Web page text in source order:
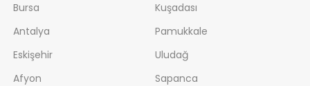
Bursa
Antalya
Eskişehir
Afyon
Kuşadası
Pamukkale
Uludağ
Sapanca